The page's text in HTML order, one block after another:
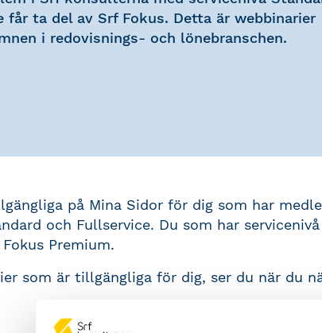
får ta del av Srf Fokus. Detta är webbinarier
i redovisnings- och lönebranschen.
på Mina Sidor för dig som har
och Fullservice. Du som har
Premium.
som är tillgängliga för dig, ser du när du